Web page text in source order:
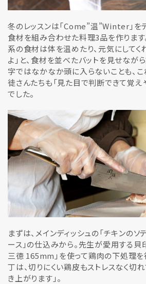
冬のレッスンは「Come”温”Winter」を
食材を組み合わせた料理3品を作ります
系の食材は体を温めたり、元気にしてく
よ」と、食材を並べたバットを見せなが
字ではなかなか頭に入らないことも、
徒さんたちも「見た目で判断できて覚え
でした。
まずは、メインディッシュの「チキンの
ース」の仕込みから。先生が愛用する
三徳 165mm」を使って鶏肉の下処理を
丁は、切りにくい鶏皮もストレスなく切
き上がります」。